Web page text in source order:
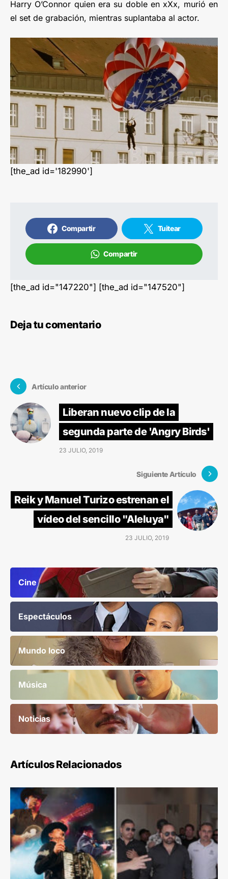
Harry O’Connor quien era su doble en xXx, murió en
el set de grabación, mientras suplantaba al actor.
[the_ad id='182990']
Compartir Tuitear
Compartir
[the_ad id="147220"] [the_ad id="147520"]
Deja tu comentario
Artículo anterior
Liberan nuevo clip de la
segunda parte de 'Angry Birds'
23 JULIO, 2019
Siguiente Artículo
Reik y Manuel Turizo estrenan el
vídeo del sencillo "Aleluya"
23 JULIO, 2019
Cine
Espectáculos
Mundo loco
Música
Noticias
Artículos Relacionados